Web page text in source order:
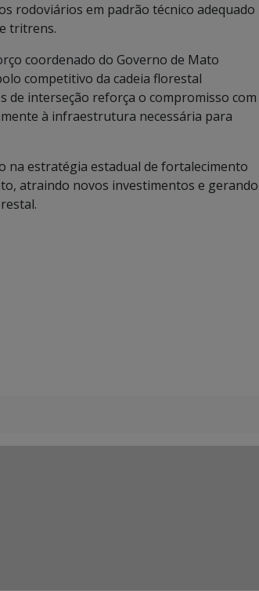
rodoviários em padrão técnico adequado
tritrens.
coordenado do Governo de Mato
competitivo da cadeia florestal
de interseção reforça o compromisso com
à infraestrutura necessária para
na estratégia estadual de fortalecimento
atraindo novos investimentos e gerando